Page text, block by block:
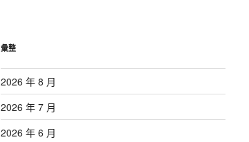
彙整
2026 年 8 月
2026 年 7 月
2026 年 6 月